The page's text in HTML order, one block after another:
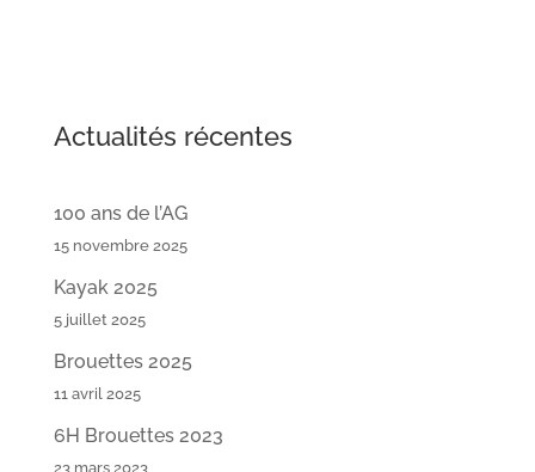
Actualités récentes
100 ans de l’AG
15 novembre 2025
Kayak 2025
5 juillet 2025
Brouettes 2025
11 avril 2025
6H Brouettes 2023
23 mars 2023